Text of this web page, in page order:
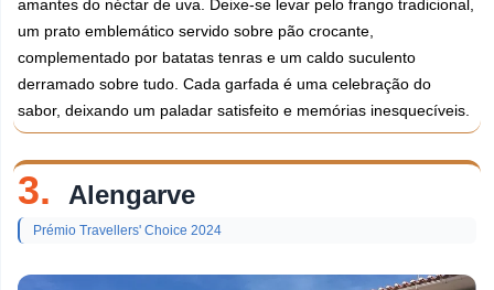
amantes do néctar de uva. Deixe-se levar pelo frango tradicional,
um prato emblemático servido sobre pão crocante,
complementado por batatas tenras e um caldo suculento
derramado sobre tudo. Cada garfada é uma celebração do
sabor, deixando um paladar satisfeito e memórias inesquecíveis.
3. Alengarve
Prémio Travellers' Choice 2024